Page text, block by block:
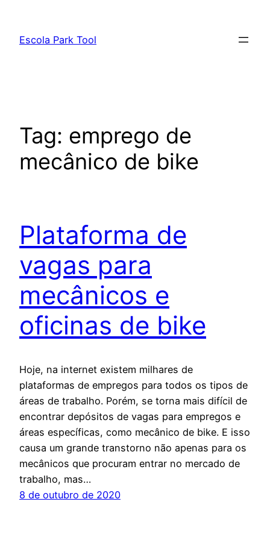
Escola Park Tool
Tag: emprego de
mecânico de bike
Plataforma de
vagas para
mecânicos e
oficinas de bike
Hoje, na internet existem milhares de
plataformas de empregos para todos os tipos de
áreas de trabalho. Porém, se torna mais difícil de
encontrar depósitos de vagas para empregos e
áreas específicas, como mecânico de bike. E isso
causa um grande transtorno não apenas para os
mecânicos que procuram entrar no mercado de
trabalho, mas…
8 de outubro de 2020